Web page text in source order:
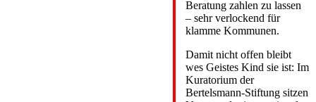
Beratung zahlen zu lassen
– sehr verlockend für
klamme Kommunen.
Damit nicht offen bleibt
wes Geistes Kind sie ist: Im
Kuratorium der
Bertelsmann-Stiftung sitzen